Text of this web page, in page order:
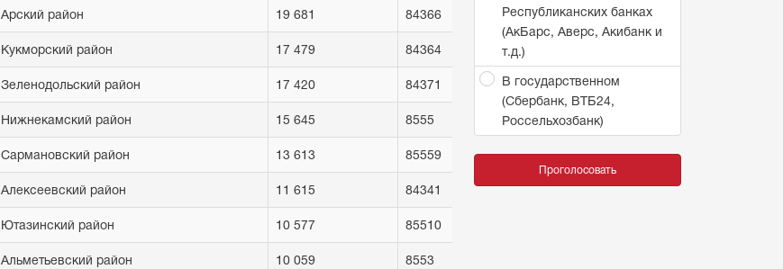
Арский район 19 681 84366
Кукморский район 17 479 84364
Зеленодольский район 17 420 84371
Нижнекамский район 15 645 8555
Сармановский район 13 613 85559
Алексеевский район 11 615 84341
Ютазинский район 10 577 85510
Альметьевский район 10 059 8553
Республиканских банках
(АкБарс, Аверс, Акибанк и
т.д.)
В государственном
(Сбербанк, ВТБ24,
Россельхозбанк)
Проголосовать